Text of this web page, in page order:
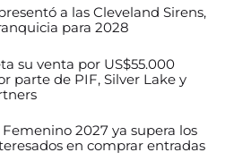
a las Cleveland Sirens,
para 2028
su venta por US$55.000
parte de PIF, Silver Lake y
2027 ya supera los
en comprar entradas